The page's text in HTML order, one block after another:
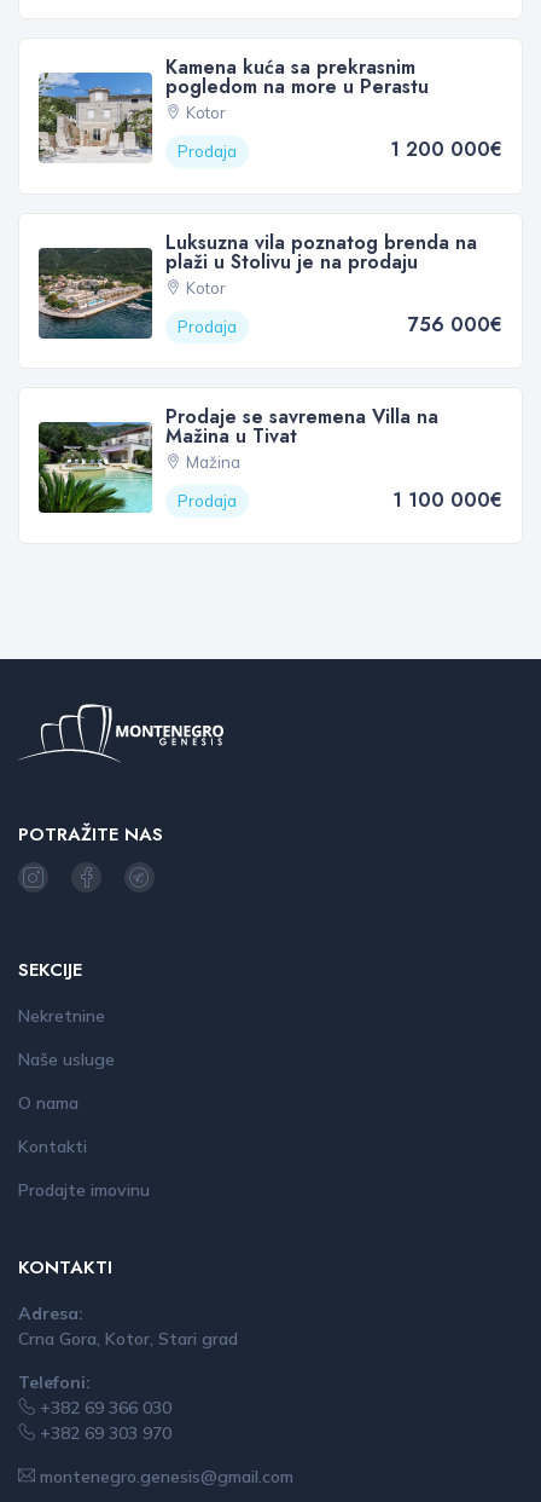
Kamena kuća sa prekrasnim
pogledom na more u Perastu
Kotor
Prodaja
1 200 000€
Luksuzna vila poznatog brenda na
plaži u Stolivu je na prodaju
Kotor
Prodaja
756 000€
Prodaje se savremena Villa na
Mažina u Tivat
Mažina
Prodaja
1 100 000€
POTRAŽITE NAS
SEKCIJE
Nekretnine
Naše usluge
O nama
Kontakti
Prodajte imovinu
KONTAKTI
Adresa:
Crna Gora, Kotor, Stari grad
Telefoni:
+382 69 366 030
+382 69 303 970
montenegro.genesis@gmail.com